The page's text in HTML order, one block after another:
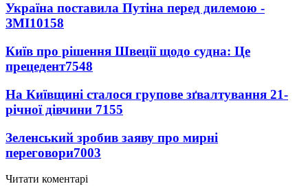
Україна поставила Путіна перед дилемою -
ЗМІ10158
Київ про рішення Швеції щодо судна: Це
прецедент7548
На Київщині сталося групове зґвалтування 21-
річної дівчини 7155
Зеленський зробив заяву про мирні
переговори7003
Читати коментарі